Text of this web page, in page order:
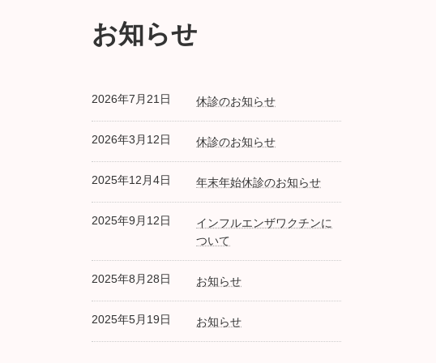
お知らせ
2026年7月21日 休診のお知らせ
2026年3月12日 休診のお知らせ
2025年12月4日 年末年始休診のお知らせ
2025年9月12日
インフルエンザワクチンに
ついて
2025年8月28日 お知らせ
2025年5月19日 お知らせ